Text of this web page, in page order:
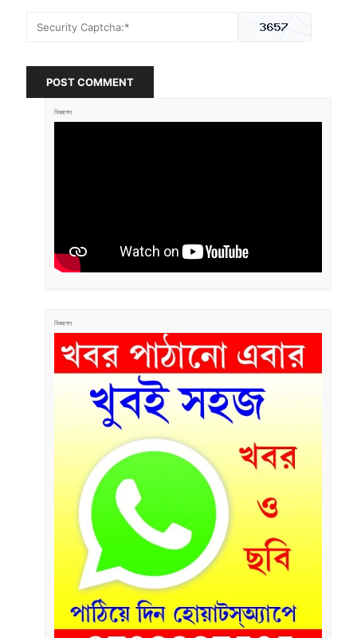
POST COMMENT
বিজ্ঞাপন
বিজ্ঞাপন